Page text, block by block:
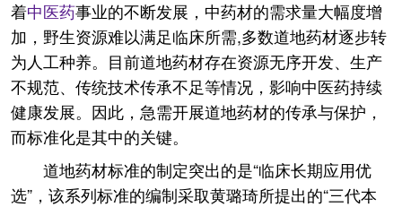
着中医药事业的不断发展，中药材的需求量大幅度增
加，野生资源难以满足临床所需,多数道地药材逐步转
为人工种养。目前道地药材存在资源无序开发、生产
不规范、传统技术传承不足等情况，影响中医药持续
健康发展。因此，急需开展道地药材的传承与保护，
而标准化是其中的关键。
道地药材标准的制定突出的是“临床长期应用优
选”，该系列标准的编制采取黄璐琦所提出的“三代本